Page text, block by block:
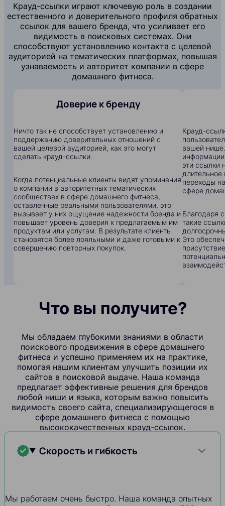
Крауд-ссылки играют ключевую роль в создании
естественного и доверительного профиля обратных
ссылок для вашего бренда, что усиливает его
видимость в поисковых системах. Они
способствуют установлению контакта с целевой
аудиторией на тематических платформах, повышая
узнаваемость и авторитет компании в сфере
домашнего фитнеса.
Доверие к бренду
Ничто так не способствует установлению и
поддержанию доверительных отношений с
вашей целевой аудиторией, как это могут
сделать крауд-ссылки.
Когда потенциальные клиенты видят упоминания
о компании в авторитетных тематических
сообществах в сфере домашнего фитнеса,
оставленные реальными пользователями, это
вызывает у них ощущение надежности бренда и
повышает уровень доверия к предлагаемым им
продуктам или услугам. В результате клиенты
становятся более лояльными и даже готовыми к
совершению повторных покупок.
Крауд-
вашей
эти ссылки
переходы
сфере
Благодаря
такие
Это
Что вы получите?
Мы обладаем глубокими знаниями в области
поискового продвижения в сфере домашнего
фитнеса и успешно применяем их на практике,
помогая нашим клиентам улучшить позиции их
сайтов в поисковой выдаче. Наша команда
предлагает эффективные решения для брендов
любой ниши и языка, которым важно повысить
видимость своего сайта, специализирующегося в
сфере домашнего фитнеса с помощью
высококачественных крауд-ссылок.
Скорость и гибкость
Мы работаем очень быстро. Наша команда опытных